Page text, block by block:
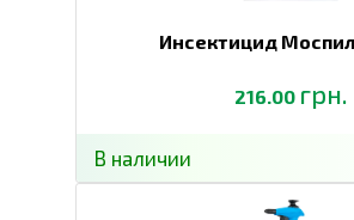
Инсектицид
216.00 грн.
В наличии